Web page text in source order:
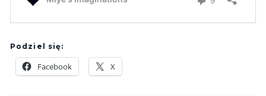
Podziel się:
Facebook X